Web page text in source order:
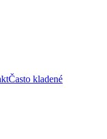
Často kladené